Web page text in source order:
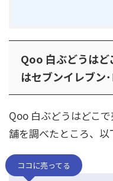
Qoo 白ぶどうはど
はセブンイレブン
Qoo 白ぶどうはどこ
舗を調べたところ、以
ココに売ってる